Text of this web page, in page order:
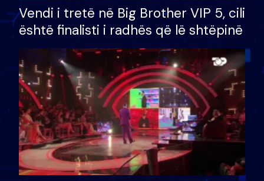
Vendi i tretë në Big Brother VIP 5, cili
është finalisti i radhës që lë shtëpinë